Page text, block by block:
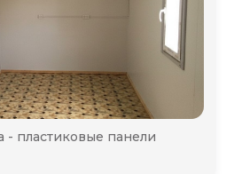
- пластиковые панели